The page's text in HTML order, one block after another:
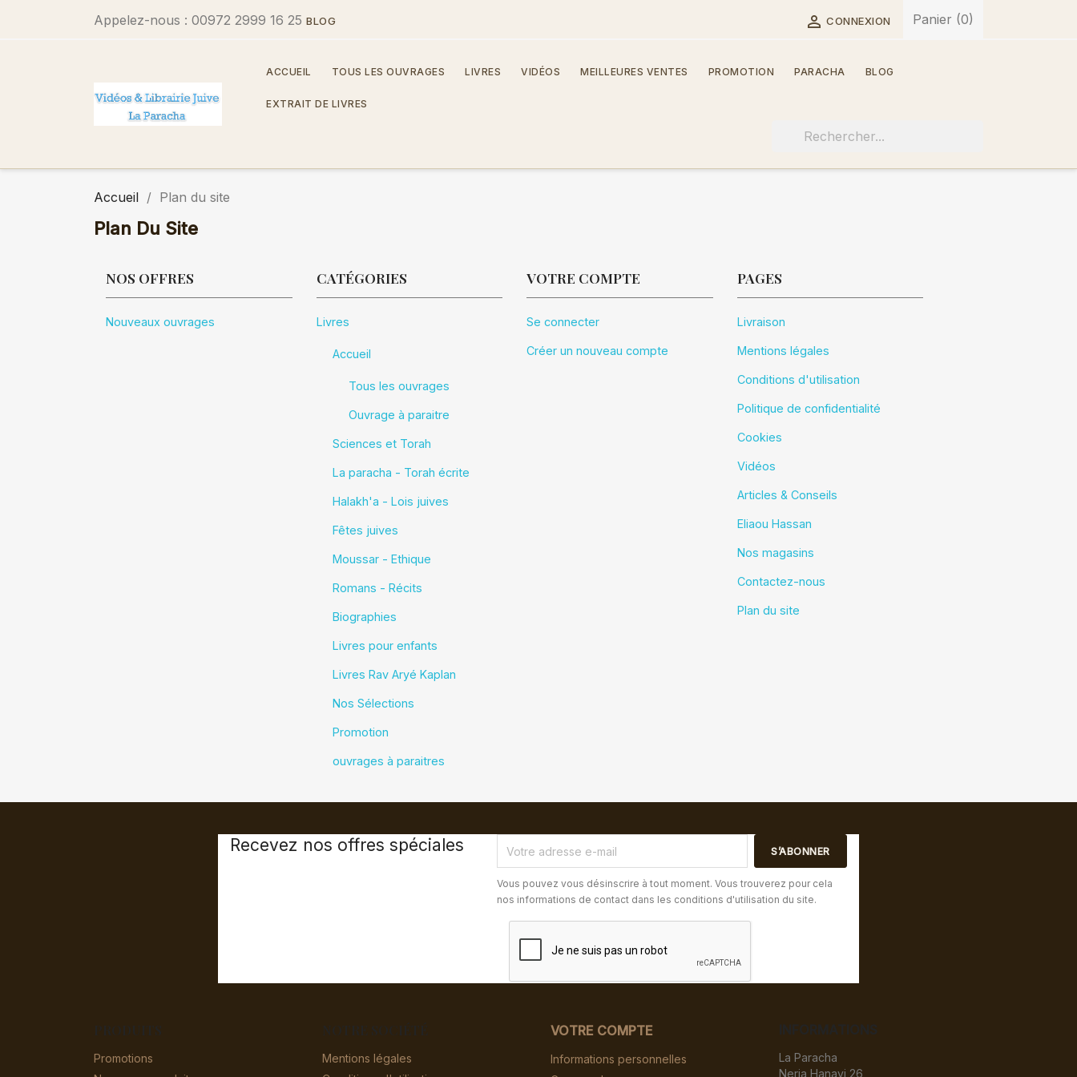
Appelez-nous : 00972 2999 16 25 BLOG  CONNEXION Panier (0)
ACCUEIL TOUS LES OUVRAGES LIVRES VIDÉOS MEILLEURES VENTES PROMOTION PARACHA BLOG
EXTRAIT DE LIVRES
Accueil Plan du site
Plan Du Site
NOS OFFRES
Nouveaux ouvrages
CATÉGORIES
Livres
Accueil
Tous les ouvrages
Ouvrage à paraitre
Sciences et Torah
La paracha - Torah écrite
Halakh'a - Lois juives
Fêtes juives
Moussar - Ethique
Romans - Récits
Biographies
Livres pour enfants
Livres Rav Aryé Kaplan
Nos Sélections
Promotion
ouvrages à paraitres
VOTRE COMPTE
Se connecter
Créer un nouveau compte
PAGES
Livraison
Mentions légales
Conditions d'utilisation
Politique de confidentialité
Cookies
Vidéos
Articles & Conseils
Eliaou Hassan
Nos magasins
Contactez-nous
Plan du site
Recevez nos offres spéciales
Vous pouvez vous désinscrire à tout moment. Vous trouverez pour cela
nos informations de contact dans les conditions d'utilisation du site.
Promotions
Mentions légales
VOTRE COMPTE
Informations personnelles
La Paracha
Neria Hanavi 26